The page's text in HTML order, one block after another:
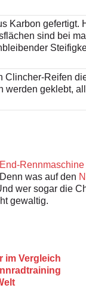
Karbon gefertigt.
sind bei
Clincher-Reifen
werden geklebt,
Rennmaschine
was auf den
wer sogar die
gewaltig.
im Vergleich